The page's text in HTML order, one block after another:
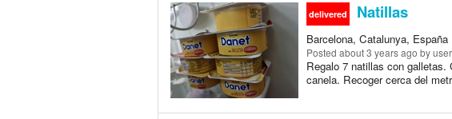
delivered Natillas
Barcelona, Catalunya,
Posted about 3 years ago by
Regalo 7 natillas con galletas.
canela. Recoger cerca del